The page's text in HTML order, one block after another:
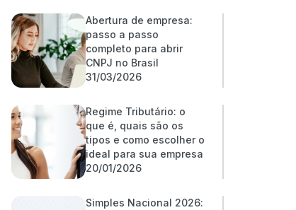
Abertura de empresa:
passo a passo
completo para abrir
CNPJ no Brasil
31/03/2026
Regime Tributário: o
que é, quais são os
tipos e como escolher o
ideal para sua empresa
20/01/2026
Simples Nacional 2026: